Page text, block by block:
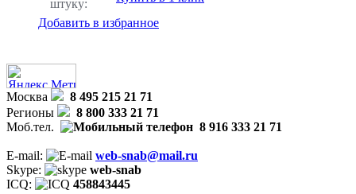
штуку:
Добавить в избранное
Москва
8 495 215 21 71
Регионы
8 800 333 21 71
Моб.тел.
8 916 333 21 71
E-mail:
web-snab@mail.ru
Skype:
web-snab
ICQ:
458843445